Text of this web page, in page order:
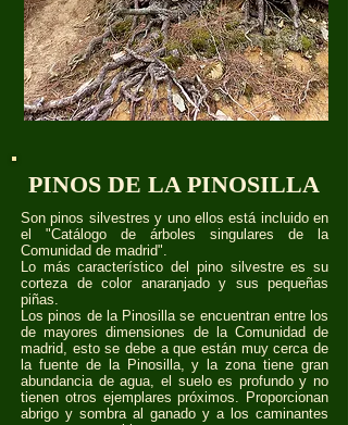
PINOS DE LA PINOSILLA
Son pinos silvestres y uno ellos está incluido en
el "Catálogo de árboles singulares de la
Comunidad de madrid".
Lo más característico del pino silvestre es su
corteza de color anaranjado y sus pequeñas
piñas.
Los pinos de la Pinosilla se encuentran entre los
de mayores dimensiones de la Comunidad de
madrid, esto se debe a que están muy cerca de
la fuente de la Pinosilla, y la zona tiene gran
abundancia de agua, el suelo es profundo y no
tienen otros ejemplares próximos. Proporcionan
abrigo y sombra al ganado y a los caminantes